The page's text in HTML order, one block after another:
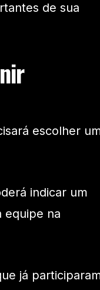
de sua
escolher
indicar um
equipe na
já